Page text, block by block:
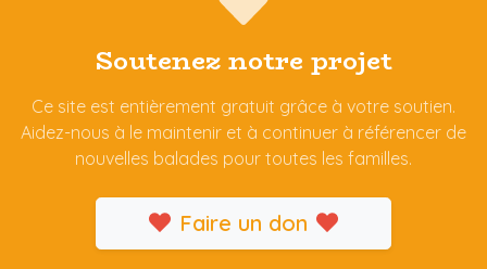
Soutenez notre projet
Ce site est entièrement gratuit grâce à votre soutien.
Aidez-nous à le maintenir et à continuer à référencer de
nouvelles balades pour toutes les familles.
Faire un don